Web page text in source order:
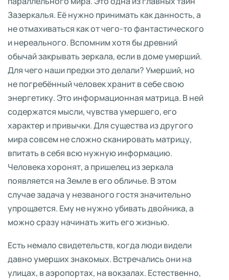
Зазеркалья. Её нужно принимать как данность, а
не отмахиваться как от чего-то фантастического
и нереального. Вспомним хотя бы древний
обычай закрывать зеркала, если в доме умерший.
Для чего наши предки это делали? Умерший, но
не погребённый человек хранит в себе свою
энергетику. Это информационная матрица. В ней
содержатся мысли, чувства умершего, его
характер и привычки. Для существа из другого
мира совсем не сложно сканировать матрицу,
впитать в себя всю нужную информацию.
Человека хоронят, а пришелец из зеркала
появляется на Земле в его обличье. В этом
случае задача у незваного гостя значительно
упрощается. Ему не нужно убивать двойника, а
можно сразу начинать жить его жизнью.
Есть немало свидетельств, когда люди видели
давно умерших знакомых. Встречались они на
улицах, в аэропортах, на вокзалах. Естественно,